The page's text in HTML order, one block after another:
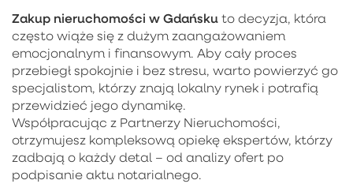
Zakup nieruchomości w Gdańsku to decyzja, która
często wiąże się z dużym zaangażowaniem
emocjonalnym i finansowym. Aby cały proces
przebiegł spokojnie i bez stresu, warto powierzyć go
specjalistom, którzy znają lokalny rynek i potrafią
przewidzieć jego dynamikę.
Współpracując z Partnerzy Nieruchomości,
otrzymujesz kompleksową opiekę ekspertów, którzy
zadbają o każdy detal – od analizy ofert po
podpisanie aktu notarialnego.